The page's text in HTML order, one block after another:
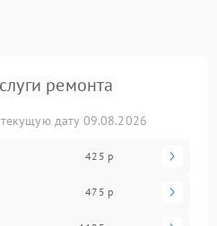
ремонта
дату 09.08.2026
425 р
475 р